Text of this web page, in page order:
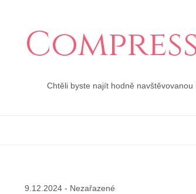
Chtěli byste najít hodně
9.12.2024 - Nezařazené